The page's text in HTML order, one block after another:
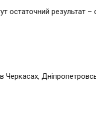
остаточний результат –